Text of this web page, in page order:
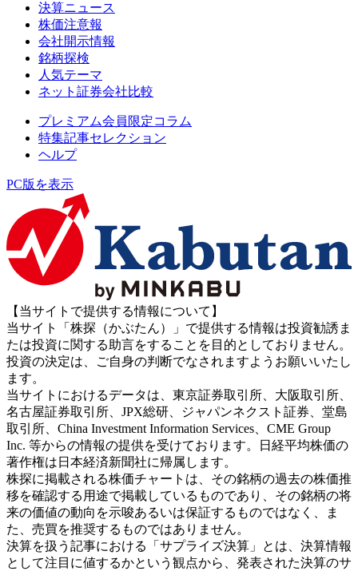
決算ニュース
株価注意報
会社開示情報
銘柄探検
人気テーマ
ネット証券会社比較
プレミアム会員限定コラム
特集記事セレクション
ヘルプ
PC版を表示
【当サイトで提供する情報について】
当サイト「株探（かぶたん）」で提供する情報は投資勧誘ま
たは投資に関する助言をすることを目的としておりません。
投資の決定は、ご自身の判断でなされますようお願いいたし
ます。
当サイトにおけるデータは、東京証券取引所、大阪取引所、
名古屋証券取引所、JPX総研、ジャパンネクスト証券、堂島
取引所、China Investment Information Services、CME Group
Inc. 等からの情報の提供を受けております。日経平均株価の
著作権は日本経済新聞社に帰属します。
株探に掲載される株価チャートは、その銘柄の過去の株価推
移を確認する用途で掲載しているものであり、その銘柄の将
来の価値の動向を示唆あるいは保証するものではなく、ま
た、売買を推奨するものではありません。
決算を扱う記事における「サプライズ決算」とは、決算情報
として注目に値するかという観点から、発表された決算のサ